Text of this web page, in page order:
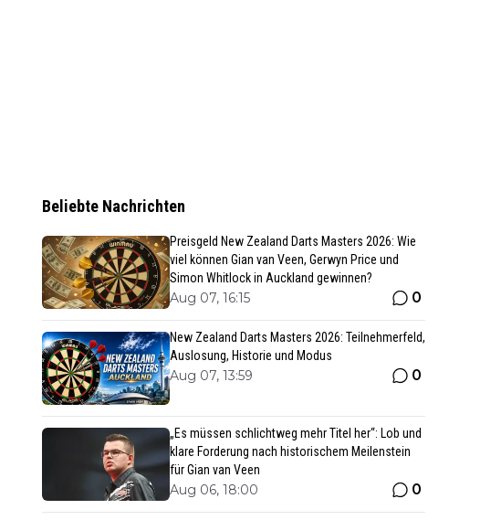
Beliebte Nachrichten
Preisgeld New Zealand Darts Masters 2026: Wie
viel können Gian van Veen, Gerwyn Price und
Simon Whitlock in Auckland gewinnen?
Aug 07, 16:15 0
New Zealand Darts Masters 2026: Teilnehmerfeld,
Auslosung, Historie und Modus
Aug 07, 13:59 0
„Es müssen schlichtweg mehr Titel her“: Lob und
klare Forderung nach historischem Meilenstein
für Gian van Veen
Aug 06, 18:00 0